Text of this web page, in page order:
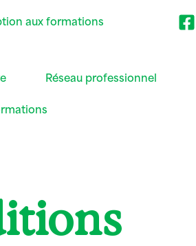
aux formations
Réseau professionnel